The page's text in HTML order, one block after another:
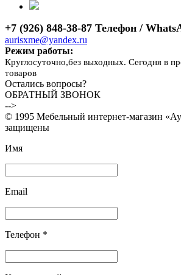
+7 (926) 848-38-87 Телефон /
aurisxme@yandex.ru
Режим работы:
Круглосуточно,без выходных. Сегодня в
товаров
Остались вопросы?
ОБРАТНЫЙ ЗВОНОК
-->
© 1995 Мебельный интернет-магазин
защищены
Имя
Email
Телефон *